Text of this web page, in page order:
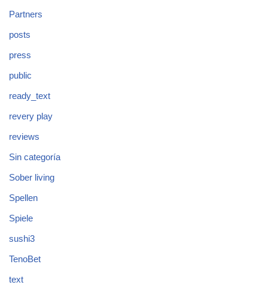
Partners
posts
press
public
ready_text
revery play
reviews
Sin categoría
Sober living
Spellen
Spiele
sushi3
TenoBet
text